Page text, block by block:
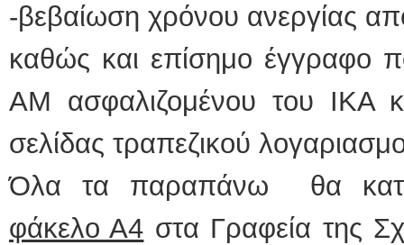
-βεβαίωση χρόνου ανεργίας
καθώς και επίσημο έγγραφο
ΑΜ ασφαλιζομένου του ΙΚΑ
σελίδας τραπεζικού
Όλα τα παραπάνω θα
φάκελο Α4 στα Γραφεία της